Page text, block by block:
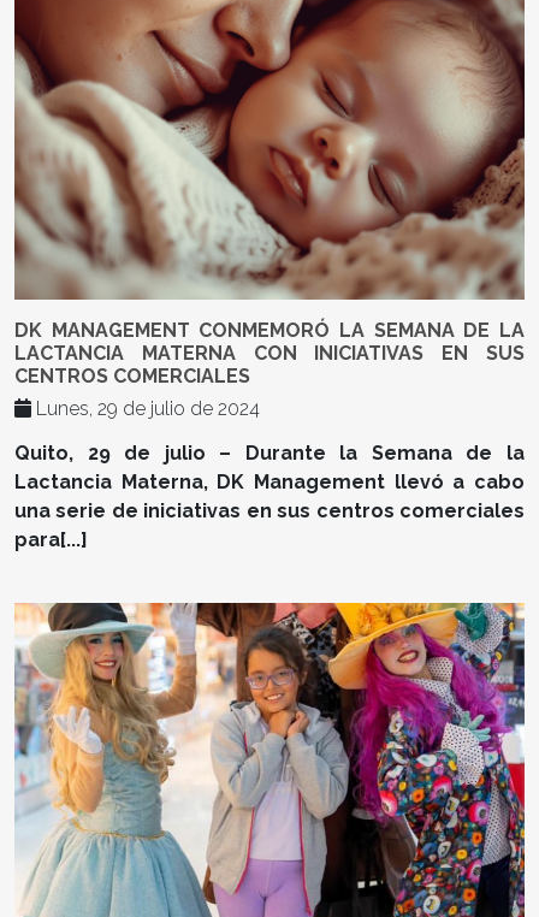
DK MANAGEMENT CONMEMORÓ LA SEMANA DE LA
LACTANCIA MATERNA CON INICIATIVAS EN SUS
CENTROS COMERCIALES
Lunes, 29 de julio de 2024
Quito, 29 de julio – Durante la Semana de la
Lactancia Materna, DK Management llevó a cabo
una serie de iniciativas en sus centros comerciales
para[...]